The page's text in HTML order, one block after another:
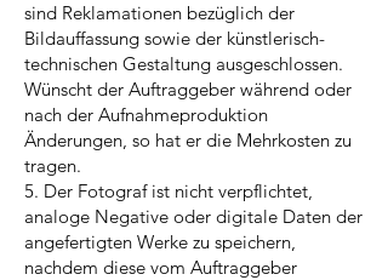
sind Reklamationen bezüglich der
Bildauffassung sowie der künstlerisch-
technischen Gestaltung ausgeschlossen.
Wünscht der Auftraggeber während oder
nach der Aufnahmeproduktion
Änderungen, so hat er die Mehrkosten zu
tragen.
5. Der Fotograf ist nicht verpflichtet,
analoge Negative oder digitale Daten der
angefertigten Werke zu speichern,
nachdem diese vom Auftraggeber